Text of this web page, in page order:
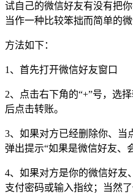
试自己的微信好友有没有把
当作一种比较笨拙而简单的
方法如下：
1、首先打开微信好友窗口
2、点击右下角的“+”号，选
后点击转账。
3、如果对方已经删除你、当
弹出提示“如果是微信好友、
4、如果对方是你的微信好友
支付密码或输入指纹；当然